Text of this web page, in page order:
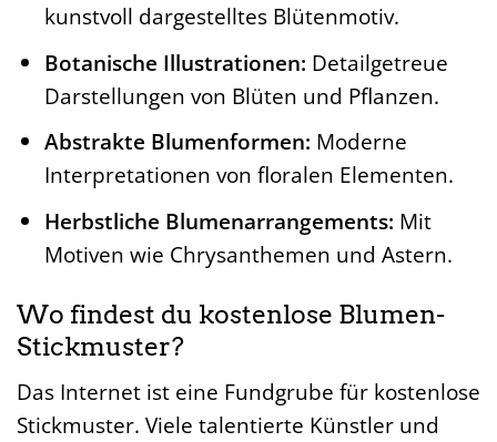
kunstvoll dargestelltes Blütenmotiv.
Botanische Illustrationen: Detailgetreue
Darstellungen von Blüten und Pflanzen.
Abstrakte Blumenformen: Moderne
Interpretationen von floralen Elementen.
Herbstliche Blumenarrangements: Mit
Motiven wie Chrysanthemen und Astern.
Wo findest du kostenlose Blumen-
Stickmuster?
Das Internet ist eine Fundgrube für kostenlose
Stickmuster. Viele talentierte Künstler und